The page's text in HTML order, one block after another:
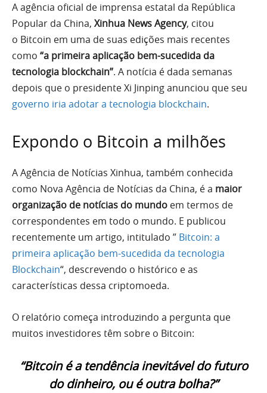
A agência oficial de imprensa estatal da República
Popular da China, Xinhua News Agency, citou
o Bitcoin em uma de suas edições mais recentes
como “a primeira aplicação bem-sucedida da
tecnologia blockchain”. A notícia é dada semanas
depois que o presidente Xi Jinping anunciou que seu
governo iria adotar a tecnologia blockchain.
Expondo o Bitcoin a milhões
A Agência de Notícias Xinhua, também conhecida
como Nova Agência de Notícias da China, é a maior
organização de notícias do mundo em termos de
correspondentes em todo o mundo. E publicou
recentemente um artigo, intitulado ” Bitcoin: a
primeira aplicação bem-sucedida da tecnologia
Blockchain“, descrevendo o histórico e as
características dessa criptomoeda.
O relatório começa introduzindo a pergunta que
muitos investidores têm sobre o Bitcoin:
“Bitcoin é a tendência inevitável do futuro
do dinheiro, ou é outra bolha?”